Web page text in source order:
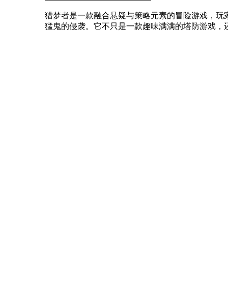
猎梦者是一款融合悬疑与策略元素的冒险游戏，
猛鬼的侵袭。它不只是一款趣味满满的塔防游戏，